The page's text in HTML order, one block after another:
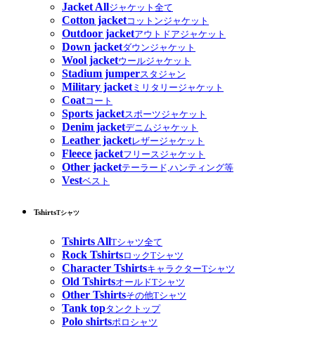
Jacket Allジャケット全て
Cotton jacketコットンジャケット
Outdoor jacketアウトドアジャケット
Down jacketダウンジャケット
Wool jacketウールジャケット
Stadium jumperスタジャン
Military jacketミリタリージャケット
Coatコート
Sports jacketスポーツジャケット
Denim jacketデニムジャケット
Leather jacketレザージャケット
Fleece jacketフリースジャケット
Other jacketテーラード,ハンティング等
Vestベスト
TshirtsTシャツ
Tshirts AllTシャツ全て
Rock TshirtsロックTシャツ
Character TshirtsキャラクターTシャツ
Old TshirtsオールドTシャツ
Other Tshirtsその他Tシャツ
Tank topタンクトップ
Polo shirtsポロシャツ